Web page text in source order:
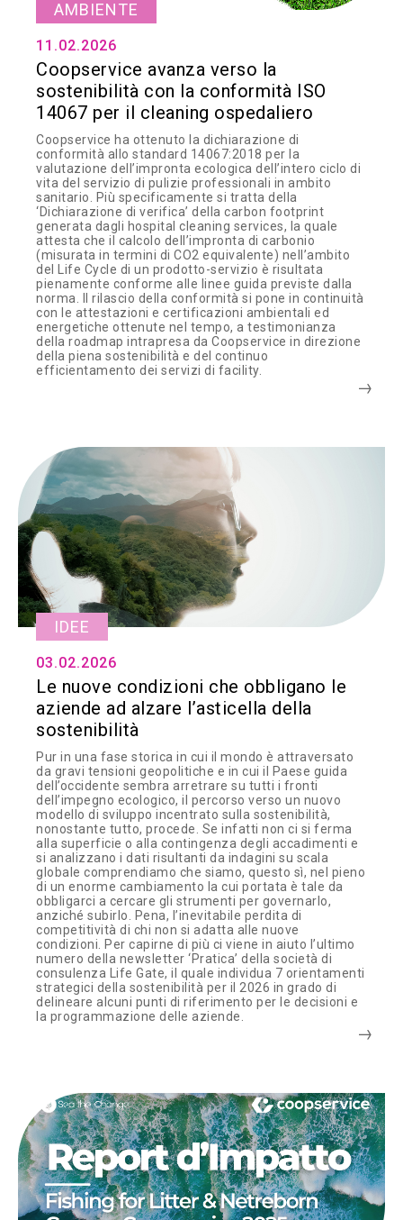
AMBIENTE
11.02.2026
Coopservice avanza verso la
sostenibilità con la conformità ISO
14067 per il cleaning ospedaliero
Coopservice ha ottenuto la dichiarazione di
conformità allo standard 14067:2018 per la
valutazione dell’impronta ecologica dell’intero ciclo di
vita del servizio di pulizie professionali in ambito
sanitario. Più specificamente si tratta della
‘Dichiarazione di verifica’ della carbon footprint
generata dagli hospital cleaning services, la quale
attesta che il calcolo dell’impronta di carbonio
(misurata in termini di CO2 equivalente) nell’ambito
del Life Cycle di un prodotto-servizio è risultata
pienamente conforme alle linee guida previste dalla
norma. Il rilascio della conformità si pone in continuità
con le attestazioni e certificazioni ambientali ed
energetiche ottenute nel tempo, a testimonianza
della roadmap intrapresa da Coopservice in direzione
della piena sostenibilità e del continuo
efficientamento dei servizi di facility.
IDEE
03.02.2026
Le nuove condizioni che obbligano le
aziende ad alzare l’asticella della
sostenibilità
Pur in una fase storica in cui il mondo è attraversato
da gravi tensioni geopolitiche e in cui il Paese guida
dell’occidente sembra arretrare su tutti i fronti
dell’impegno ecologico, il percorso verso un nuovo
modello di sviluppo incentrato sulla sostenibilità,
nonostante tutto, procede. Se infatti non ci si ferma
alla superficie o alla contingenza degli accadimenti e
si analizzano i dati risultanti da indagini su scala
globale comprendiamo che siamo, questo sì, nel pieno
di un enorme cambiamento la cui portata è tale da
obbligarci a cercare gli strumenti per governarlo,
anziché subirlo. Pena, l’inevitabile perdita di
competitività di chi non si adatta alle nuove
condizioni. Per capirne di più ci viene in aiuto l’ultimo
numero della newsletter ‘Pratica’ della società di
consulenza Life Gate, il quale individua 7 orientamenti
strategici della sostenibilità per il 2026 in grado di
delineare alcuni punti di riferimento per le decisioni e
la programmazione delle aziende.